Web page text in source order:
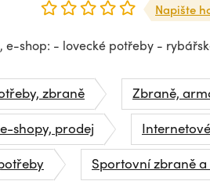
Napište
e-shop: - lovecké potřeby -
zbraně
Zbraně,
shopy, prodej
Sportovní zbraně